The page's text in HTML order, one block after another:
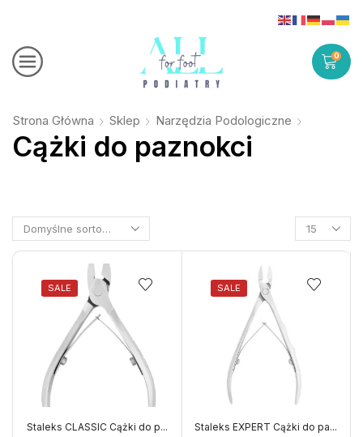
0
Strona Główna Sklep Narzędzia Podologiczne
Cążki do paznokci
SALE
Staleks CLASSIC Cążki do p...
SALE
Staleks EXPERT Cążki do pa...